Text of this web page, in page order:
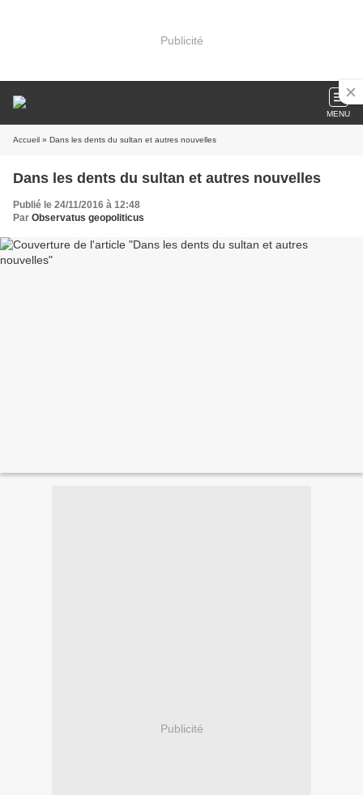
Publicité
MENU
Accueil » Dans les dents du sultan et autres nouvelles
Dans les dents du sultan et autres nouvelles
Publié le 24/11/2016 à 12:48
Par Observatus geopoliticus
Publicité